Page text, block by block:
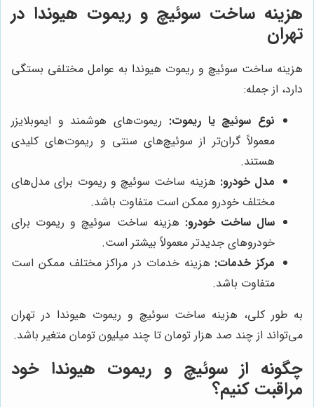
هزینه ساخت سوئیچ و ریموت هیوندا در
تهران
هزینه ساخت سوئیچ و ریموت هیوندا به عوامل مختلفی بستگی
دارد، از جمله:
نوع سوئیچ یا ریموت: ریموت‌های هوشمند و ایموبلایزر
معمولاً گران‌تر از سوئیچ‌های سنتی و ریموت‌های کلیدی
هستند.
مدل خودرو: هزینه ساخت سوئیچ و ریموت برای مدل‌های
مختلف خودرو ممکن است متفاوت باشد.
سال ساخت خودرو: هزینه ساخت سوئیچ و ریموت برای
خودروهای جدیدتر معمولاً بیشتر است.
مرکز خدمات: هزینه خدمات در مراکز مختلف ممکن است
متفاوت باشد.
به طور کلی، هزینه ساخت سوئیچ و ریموت هیوندا در تهران
می‌تواند از چند صد هزار تومان تا چند میلیون تومان متغیر باشد.
چگونه از سوئیچ و ریموت هیوندا خود
مراقبت کنیم؟